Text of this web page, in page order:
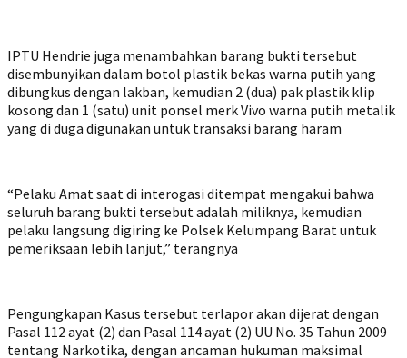
IPTU Hendrie juga menambahkan barang bukti tersebut
disembunyikan dalam botol plastik bekas warna putih yang
dibungkus dengan lakban, kemudian 2 (dua) pak plastik klip
kosong dan 1 (satu) unit ponsel merk Vivo warna putih metalik
yang di duga digunakan untuk transaksi barang haram
“Pelaku Amat saat di interogasi ditempat mengakui bahwa
seluruh barang bukti tersebut adalah miliknya, kemudian
pelaku langsung digiring ke Polsek Kelumpang Barat untuk
pemeriksaan lebih lanjut,” terangnya
Pengungkapan Kasus tersebut terlapor akan dijerat dengan
Pasal 112 ayat (2) dan Pasal 114 ayat (2) UU No. 35 Tahun 2009
tentang Narkotika, dengan ancaman hukuman maksimal